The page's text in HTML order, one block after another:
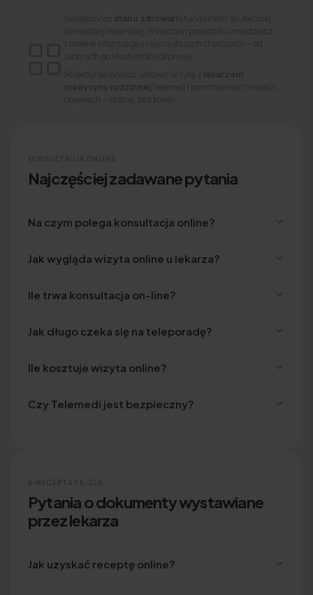
Świadomość stanu zdrowia to fundament skutecznej
konsultacji lekarskiej. W naszym poradniku znajdziesz
rzetelne informacje o najczęstszych chorobach — od
skórnych po Hashimoto i depresję.
Po lekturze możesz umówić wizytę z lekarzem
medycyny rodzinnej Telemedi i porozmawiać o swoich
objawach — online, bez kolejki.
KONSULTACJA ONLINE
Najczęściej zadawane pytania
Na czym polega konsultacja online?
Jak wygląda wizyta online u lekarza?
Ile trwa konsultacja on-line?
Jak długo czeka się na teleporadę?
Ile kosztuje wizyta online?
Czy Telemedi jest bezpieczny?
E-RECEPTA I E-ZLA
Pytania o dokumenty wystawiane
przez lekarza
Jak uzyskać receptę online?